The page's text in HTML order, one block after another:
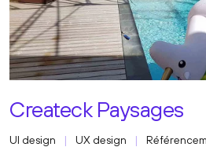
Createck Paysages
UI design UX design